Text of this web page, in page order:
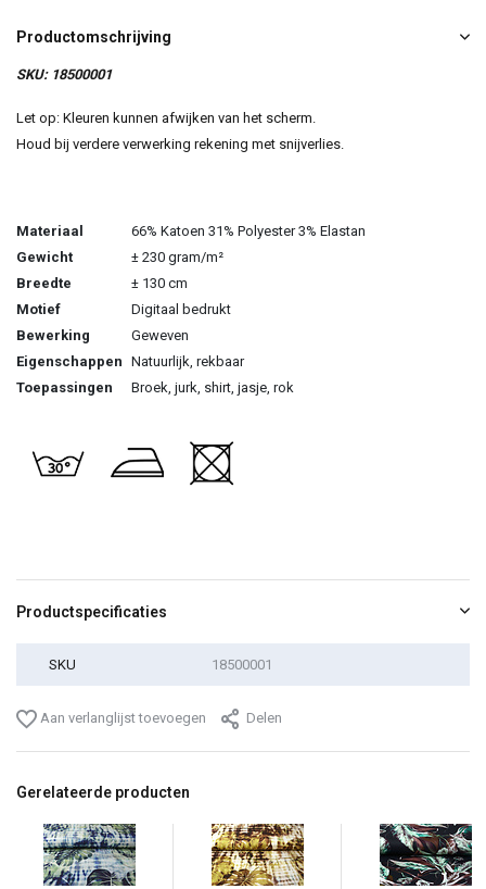
Productomschrijving
SKU: 18500001
Let op: Kleuren kunnen afwijken van het scherm.
Houd bij verdere verwerking rekening met snijverlies.
Materiaal
66% Katoen 31% Polyester 3% Elastan
Gewicht
± 230 gram/m²
Breedte
± 130 cm
Motief
Digitaal bedrukt
Bewerking
Geweven
Eigenschappen Natuurlijk, rekbaar
Toepassingen
Broek, jurk, shirt, jasje, rok
Productspecificaties
SKU 18500001
Aan verlanglijst toevoegen Delen
Gerelateerde producten